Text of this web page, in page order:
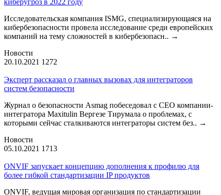
Исследовательская компания ISMG, специализирующаяся на
кибербезопасности провела исследование среди европейских
компаний на тему сложностей в кибербезопасн.. →
Новости
20.10.2021 1272
Эксперт рассказал о главных вызовах для интеграторов
систем безопасности
Журнал о безопасности Asmag побеседовал с CEO компании-
интегратора Maxitulin Вергезе Тирумала о проблемах, с
которыми сейчас сталкиваются интеграторы систем без.. →
Новости
05.10.2021 1713
ONVIF запускает концепцию дополнения к профилю для
более гибкой стандартизации IP продуктов
ONVIF, ведущая мировая организация по стандартизации